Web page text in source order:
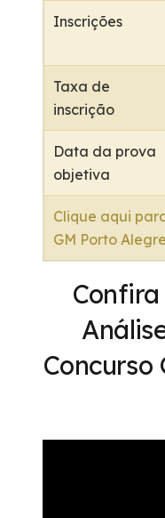
Inscrições
Taxa de
inscrição
Data da prova
objetiva
Clique aqui
GM Porto
Concurso